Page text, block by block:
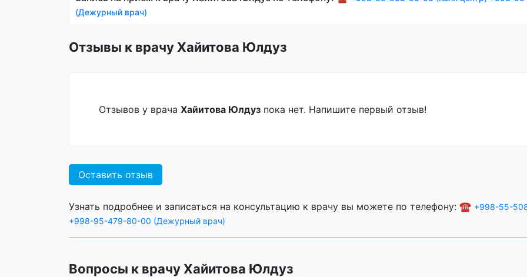
(Дежурный врач)
Отзывы к врачу Хайитова Юлдуз
Отзывов у врача Хайитова Юлдуз пока нет. Напишите первый отзыв!
Оставить отзыв
Узнать подробнее и записаться на консультацию к врачу вы можете по телефону: ☎️ +998-55-
+998-95-479-80-00 (Дежурный врач)
Вопросы к врачу Хайитова Юлдуз